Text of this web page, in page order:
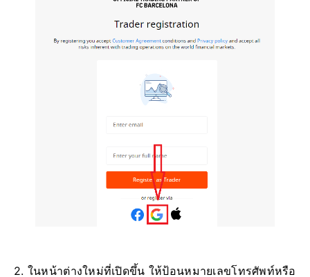
2. ในหน้าต่างใหม่ที่เปิดขึ้น ให้ป้อนหมายเลขโทรศัพท์หรือ